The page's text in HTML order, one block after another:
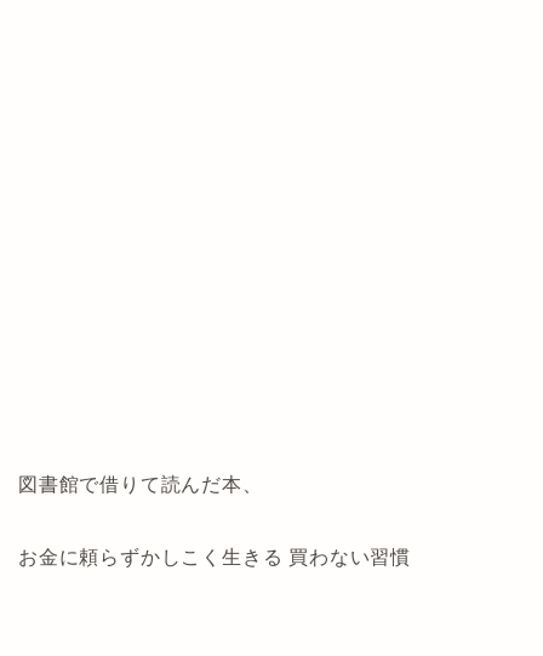
図書館で借りて読んだ本、
お金に頼らずかしこく生きる 買わない習慣